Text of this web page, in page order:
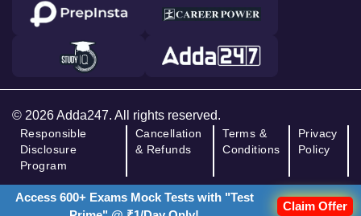
© 2026 Adda247. All rights reserved.
Responsible
Disclosure
Program
Cancellation
& Refunds
Terms &
Conditions
Privacy
Policy
Access 600+ Exams Mock Tests with "Test
Claim Offer